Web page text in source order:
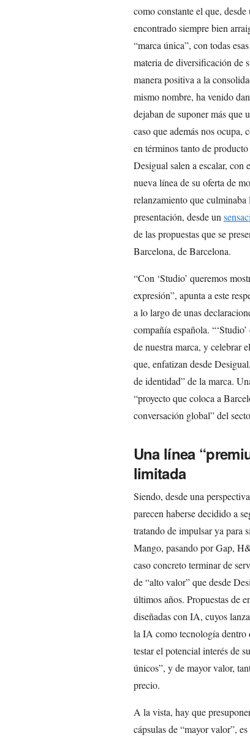
como constante el que,
encontrado siempre bien
“marca única”, con todas
materia de diversificación de
manera positiva a la
mismo nombre, ha venido
dejaban de suponer más que
caso que además nos ocupa,
en términos tanto de
Desigual salen a escalar,
nueva línea de su oferta de
relanzamiento que
presentación, desde un
de las propuestas que se
Barcelona, de Barcelona.
“Con ‘Studio’ queremos
expresión”, apunta a este
a lo largo de unas
compañía española.
de nuestra marca, y celebrar
que, enfatizan desde
de identidad” de la marca.
“proyecto que coloca a
conversación global” del
Una línea
limitada
Siendo, desde una
parecen haberse decidido a
tratando de impulsar ya para
Mango, pasando por Gap,
caso concreto terminar de
de “alto valor” que desde
últimos años. Propuestas de
diseñadas con IA, cuyos
la IA como tecnología dentro
testar el potencial interés de
únicos”, y de mayor valor,
precio.
A la vista, hay que
cápsulas de “mayor valor”,